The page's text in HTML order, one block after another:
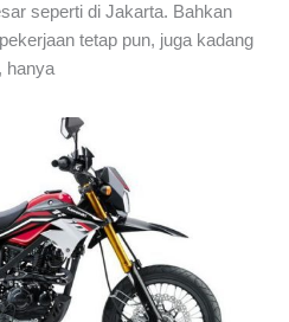
seperti di Jakarta. Bahkan
tetap pun, juga kadang
hanya